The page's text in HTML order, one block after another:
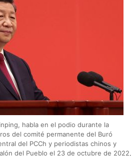
habla en el podio durante la
del comité permanente del Buró
del PCCh y periodistas chinos y
del Pueblo el 23 de octubre de 2022,